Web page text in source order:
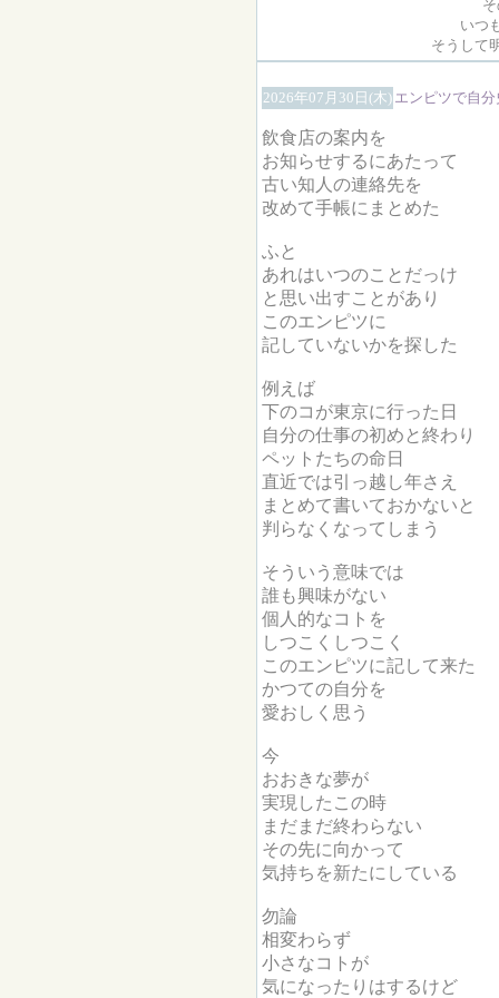
いつ
そうして
2026年07月30日(木) エンピツで自
飲食店の案内を
お知らせするにあたって
古い知人の連絡先を
改めて手帳にまとめた
ふと
あれはいつのことだっけ
と思い出すことがあり
このエンピツに
記していないかを探した
例えば
下のコが東京に行った日
自分の仕事の初めと終わり
ペットたちの命日
直近では引っ越し年さえ
まとめて書いておかないと
判らなくなってしまう
そういう意味では
誰も興味がない
個人的なコトを
しつこくしつこく
このエンピツに記して来た
かつての自分を
愛おしく思う
今
おおきな夢が
実現したこの時
まだまだ終わらない
その先に向かって
気持ちを新たにしている
勿論
相変わらず
小さなコトが
気になったりはするけど